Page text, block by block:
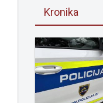
Kronika